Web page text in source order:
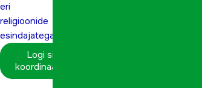
eri
religioonide
esindajatega”
Logi sisse
koordinaatorina